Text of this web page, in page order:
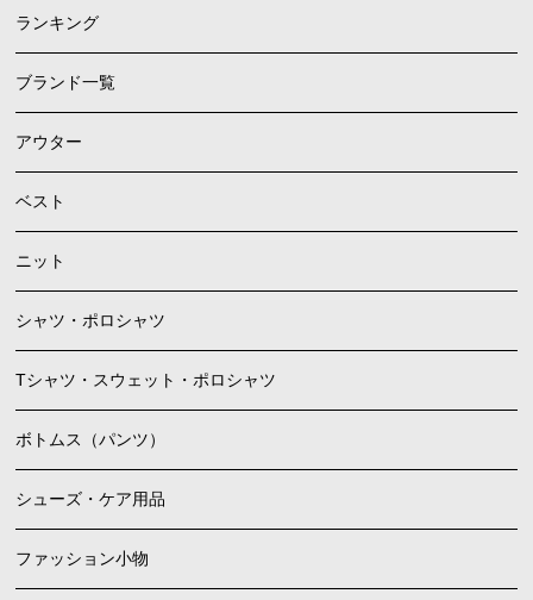
ランキング
ブランド一覧
アウター
ベスト
ニット
シャツ・ポロシャツ
Tシャツ・スウェット・ポロシャツ
ボトムス（パンツ）
シューズ・ケア用品
ファッション小物